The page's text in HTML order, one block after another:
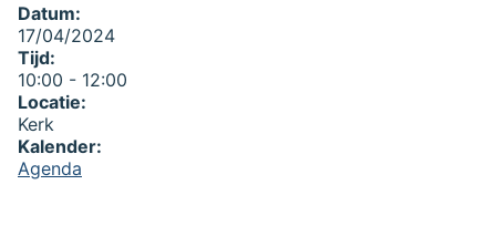
Datum:
17/04/2024
Tijd:
10:00 - 12:00
Locatie:
Kerk
Kalender:
Agenda